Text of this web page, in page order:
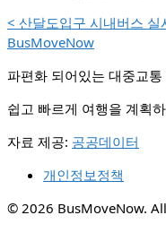
< 산달도입구 시내버스 실
BusMoveNow
파편화 되어있는 대중교
쉽고 빠르게 여행을 계획
자료 제공: 공공데이터
개인정보정책
© 2026 BusMoveNow.